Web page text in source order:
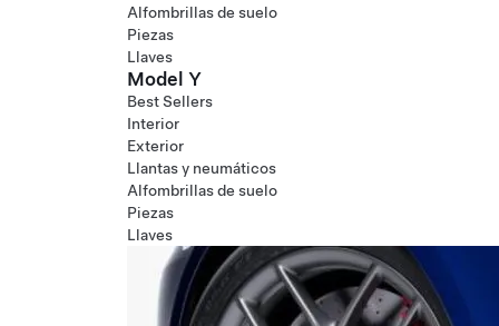
Alfombrillas de suelo
Piezas
Llaves
Model Y
Best Sellers
Interior
Exterior
Llantas y neumáticos
Alfombrillas de suelo
Piezas
Llaves